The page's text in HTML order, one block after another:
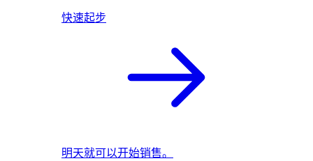
快速起步
明天就可以开始销售。